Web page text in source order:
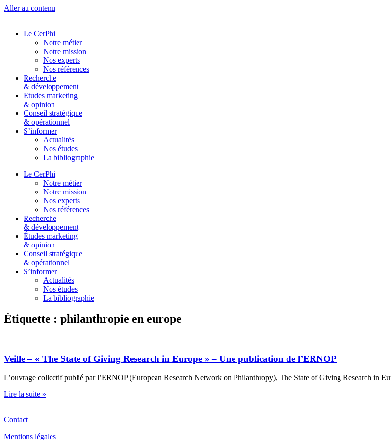
Aller au contenu
Le CerPhi
Notre métier
Notre mission
Nos experts
Nos références
Recherche
& développement
Études marketing
& opinion
Conseil stratégique
& opérationnel
S’informer
Actualités
Nos études
La bibliographie
Le CerPhi
Notre métier
Notre mission
Nos experts
Nos références
Recherche
& développement
Études marketing
& opinion
Conseil stratégique
& opérationnel
S’informer
Actualités
Nos études
La bibliographie
Étiquette : philanthropie en europe
Veille – « The State of Giving Research in Europe » – Une publication de l’ERNOP
L’ouvrage collectif publié par l’ERNOP (European Research Network on Philanthropy), The State of Giving Research in
Lire la suite »
Contact
Mentions légales